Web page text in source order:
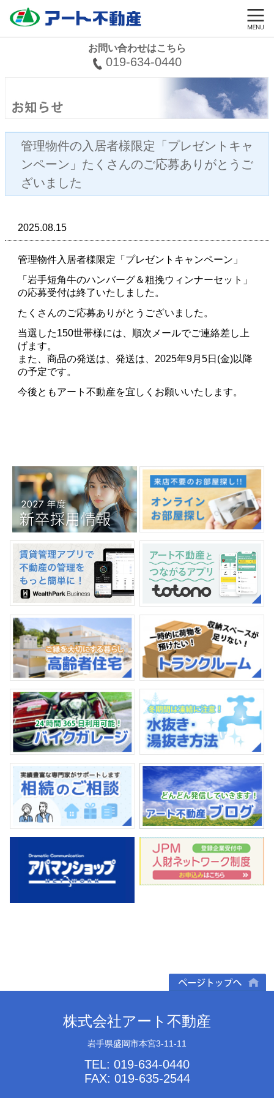
お問い合わせはこちら
019-634-0440
管理物件の入居者様限定「プレゼントキャ
ンペーン」たくさんのご応募ありがとうご
ざいました
2025.08.15
管理物件入居者様限定「プレゼントキャンペーン」
「岩手短角牛のハンバーグ＆粗挽ウィンナーセット」
の応募受付は終了いたしました。
たくさんのご応募ありがとうございました。
当選した150世帯様には、順次メールでご連絡差し上
げます。
また、商品の発送は、発送は、2025年9月5日(金)以降
の予定です。
今後ともアート不動産を宜しくお願いいたします。
株式会社アート不動産
岩手県盛岡市本宮3-11-11
TEL: 019-634-0440
FAX: 019-635-2544